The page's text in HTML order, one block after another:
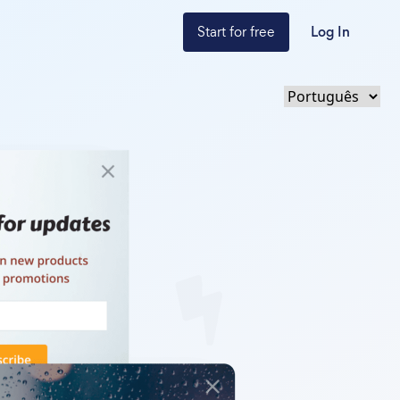
Start for free Log In